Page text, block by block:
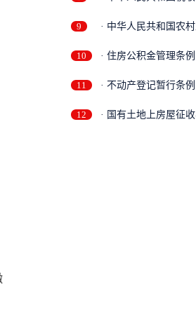
9 · 中华人民共和国农
10 · 住房公积金管理条例
11 · 不动产登记暂行条例
12 · 国有土地上房屋征